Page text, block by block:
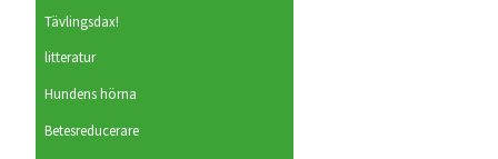
Tävlingsdax!
litteratur
Hundens hörna
Betesreducerare